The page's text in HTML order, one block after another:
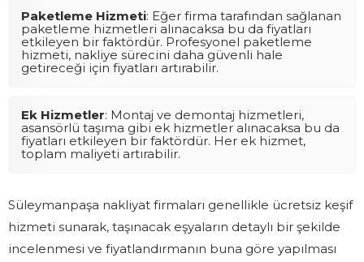
Paketleme Hizmeti: Eğer firma tarafından sağlanan
paketleme hizmetleri alınacaksa bu da fiyatları
etkileyen bir faktördür. Profesyonel paketleme
hizmeti, nakliye sürecini daha güvenli hale
getireceği için fiyatları artırabilir.
Ek Hizmetler: Montaj ve demontaj hizmetleri,
asansörlü taşıma gibi ek hizmetler alınacaksa bu da
fiyatları etkileyen bir faktördür. Her ek hizmet,
toplam maliyeti artırabilir.
Süleymanpaşa nakliyat firmaları genellikle ücretsiz keşif
hizmeti sunarak, taşınacak eşyaların detaylı bir şekilde
incelenmesi ve fiyatlandırmanın buna göre yapılması